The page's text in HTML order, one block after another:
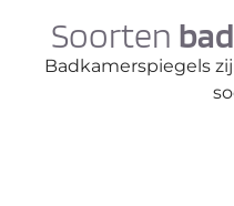
Soorten
Badkamerspiegels